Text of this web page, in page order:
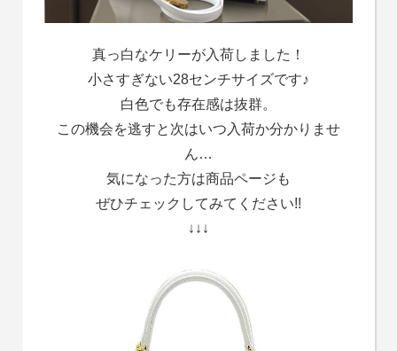
真っ白なケリーが入荷しました！
小さすぎない28センチサイズです♪
白色でも存在感は抜群。
この機会を逃すと次はいつ入荷か分かりませ
ん…
気になった方は商品ページも
ぜひチェックしてみてください!!
↓↓↓